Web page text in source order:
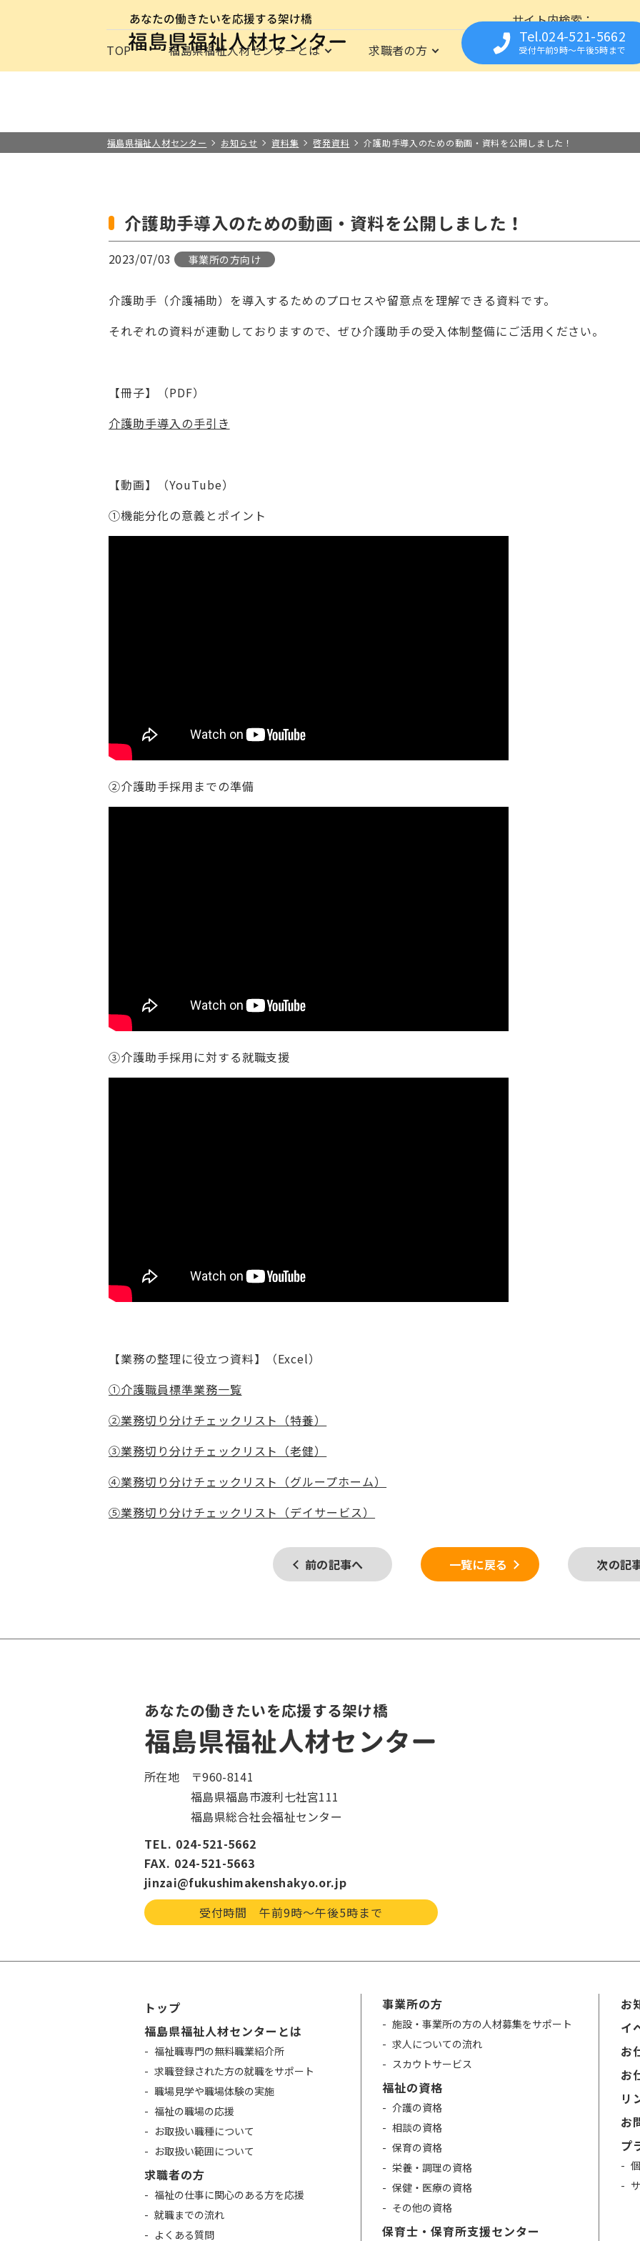
サイト内検索
TOP 福島県福祉人材センターとは
お取扱い範囲について
求職者の方 福祉の資格 事業所の方
Tel.024-521-5662
受付午前9時〜午後5時まで
福島県福祉人材センター お知らせ 資料集 啓発資料 介護助手導入のための動画・資料を公開しました！
介護助手導入のための動画・資料を公開しました！
2023/07/03 事業所の方向け
介護助手（介護補助）を導入するためのプロセスや留意点を理解できる資料です。
それぞれの資料が連動しておりますので、ぜひ介護助手の受入体制整備にご活用ください。
【冊子】（PDF）
介護助手導入の手引き
【動画】（YouTube）
①機能分化の意義とポイント
②介護助手採用までの準備
③介護助手採用に対する就職支援
【業務の整理に役立つ資料】（Excel）
①介護職員標準業務一覧
②業務切り分けチェックリスト（特養）
③業務切り分けチェックリスト（老健）
④業務切り分けチェックリスト（グループホーム）
⑤業務切り分けチェックリスト（デイサービス）
前の記事へ 次の記
一覧に戻る
あなたの働きたいを応援する架け橋
福島県福祉人材センター
所在地
〒960-8141
福島県福島市渡利七社宮111
福島県総合社会福祉センター
TEL. 024-521-5662
FAX. 024-521-5663
jinzai@fukushimakenshakyo.or.jp
受付時間 午前9時〜午後5時まで
トップ
福島県福祉人材センターとは
福祉職専門の無料職業紹介所
求職登録された方の就職をサポート
職場見学や職場体験の実施
福祉の職場の応援
お取扱い職種について
お取扱い範囲について
求職者の方
福祉の仕事に関心のある方を応援
就職までの流れ
よくある質問
事業所の方
施設・事業所の方の人材募集をサポート
求人についての流れ
スカウトサービス
福祉の資格
介護の資格
相談の資格
保育の資格
栄養・調理の資格
保健・医療の資格
その他の資格
保育士・保育所支援センター
お
イ
お
お
リ
お
プ